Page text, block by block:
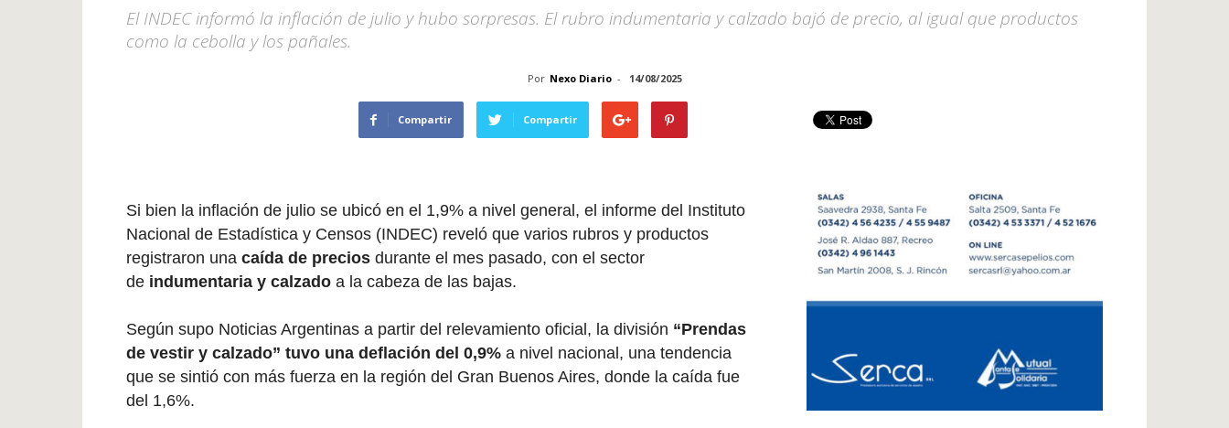
El INDEC informó la inflación de julio y hubo sorpresas. El rubro indumentaria y calzado bajó de precio, al igual que productos
como la cebolla y los pañales.
Por Nexo Diario - 14/08/2025
Compartir Compartir
Si bien la inflación de julio se ubicó en el 1,9% a nivel general, el informe del Instituto
Nacional de Estadística y Censos (INDEC) reveló que varios rubros y productos
registraron una caída de precios durante el mes pasado, con el sector
de indumentaria y calzado a la cabeza de las bajas.
Según supo Noticias Argentinas a partir del relevamiento oficial, la división “Prendas
de vestir y calzado” tuvo una deflación del 0,9% a nivel nacional, una tendencia
que se sintió con más fuerza en la región del Gran Buenos Aires, donde la caída fue
del 1,6%.